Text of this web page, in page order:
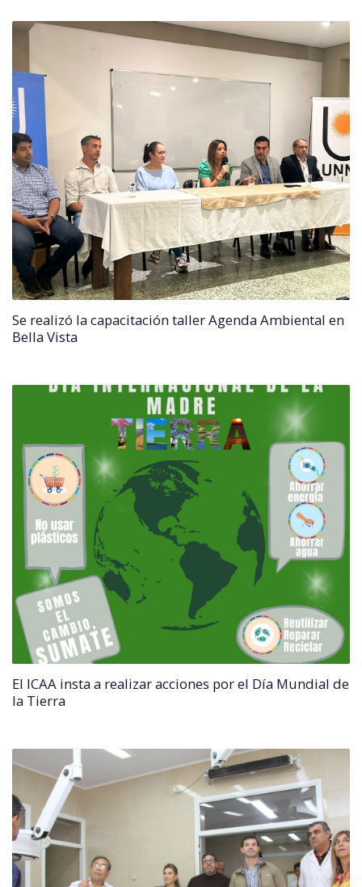
Se realizó la capacitación taller Agenda Ambiental en
Bella Vista
El ICAA insta a realizar acciones por el Día Mundial de
la Tierra